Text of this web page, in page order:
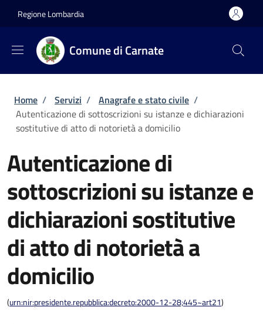
Regione Lombardia
Comune di Carnate
Briciole di pane
Home / Servizi / Anagrafe e stato civile /
Autenticazione di sottoscrizioni su istanze e dichiarazioni
sostitutive di atto di notorietà a domicilio
Autenticazione di
sottoscrizioni su istanze e
dichiarazioni sostitutive
di atto di notorietà a
domicilio
(urn:nir:presidente.repubblica:decreto:2000-12-28;445~art21)